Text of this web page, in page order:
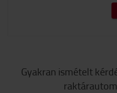
Gyakran ismételt